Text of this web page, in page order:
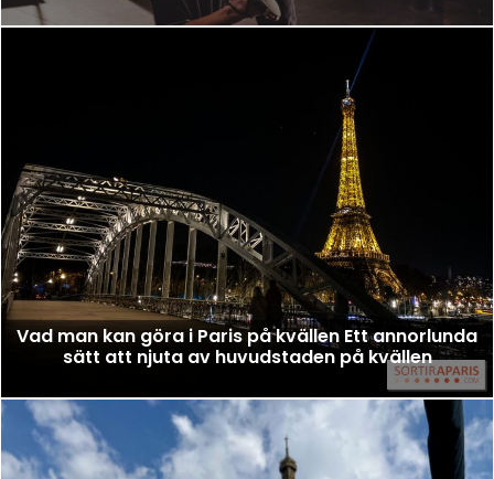
Vad man kan göra i Paris på kvällen Ett annorlunda
sätt att njuta av huvudstaden på kvällen